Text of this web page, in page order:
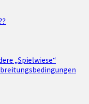
„Spielwiese“